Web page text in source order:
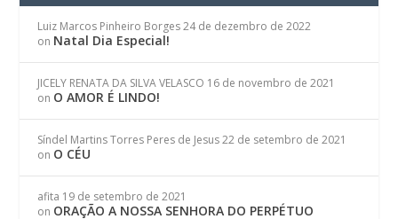
Luiz Marcos Pinheiro Borges 24 de dezembro de 2022
on Natal Dia Especial!
JICELY RENATA DA SILVA VELASCO 16 de novembro de 2021
on O AMOR É LINDO!
Síndel Martins Torres Peres de Jesus 22 de setembro de 2021
on O CÉU
afita 19 de setembro de 2021
on ORAÇÃO A NOSSA SENHORA DO PERPÉTUO